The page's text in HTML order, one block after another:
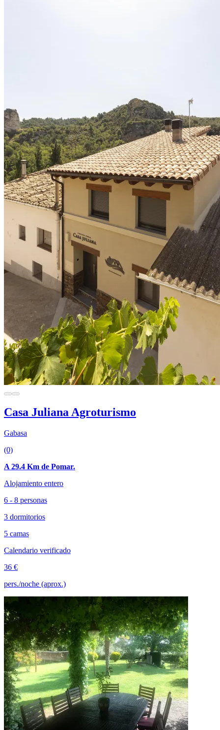
Casa Juliana Agroturismo
Gabasa
(0)
A 29.4 Km de Pomar.
Alojamiento entero
6 - 8 personas
3 dormitorios
5 camas
Calendario verificado
36 €
pers./noche (aprox.)